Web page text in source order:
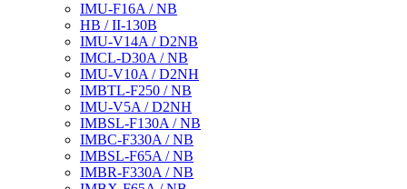
IMU-F16A / NB
HB / II-130B
IMU-V14A / D2NB
IMCL-D30A / NB
IMU-V10A / D2NH
IMBTL-F250 / NB
IMU-V5A / D2NH
IMBSL-F130A / NB
IMBC-F330A / NB
IMBSL-F65A / NB
IMBR-F330A / NB